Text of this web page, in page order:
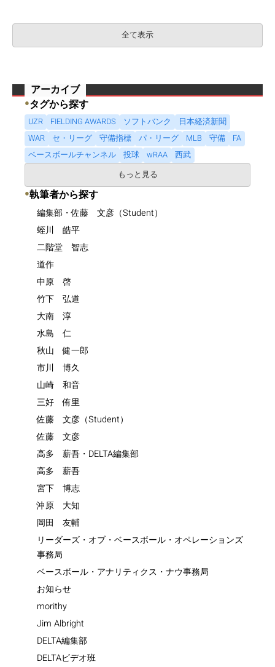
全て表示
アーカイブ
●タグから探す
UZR FIELDING AWARDS ソフトバンク
日本経済新聞
WAR
セ・リーグ 守備指標 パ・リーグ MLB 守備
FA
ベースボールチャンネル
投球 wRAA
西武
もっと見る
●執筆者から探す
編集部・佐藤 文彦（Student）
蛭川 皓平
二階堂 智志
道作
中原 啓
竹下 弘道
大南 淳
水島 仁
秋山 健一郎
市川 博久
山崎 和音
三好 侑里
佐藤 文彦（Student）
佐藤 文彦
高多 薪吾・DELTA編集部
高多 薪吾
宮下 博志
沖原 大知
岡田 友輔
リーダーズ・オブ・ベースボール・オペレーションズ
事務局
ベースボール・アナリティクス・ナウ事務局
お知らせ
morithy
Jim Albright
DELTA編集部
DELTAビデオ班